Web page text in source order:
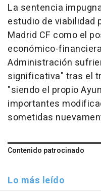
La sentencia
estudio de viabilidad
Madrid CF como el
económico-
Administración
significativa" tras el
"siendo el propio
importantes
sometidas
Contenido patrocinado
Lo más leído